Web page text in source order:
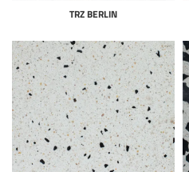
TRZ BERLIN